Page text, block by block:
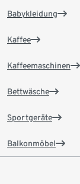
Babykleidung
Kaffee
Kaffeemaschinen
Bettwäsche
Sportgeräte
Balkonmöbel